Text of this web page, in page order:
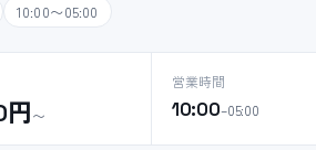
10:00〜05:00
〜
営業時間
10:00–05:00